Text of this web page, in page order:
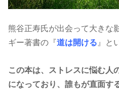
熊谷正寿氏が出会って大きな
ギー著書の『道は開ける 』と
この本は、ストレスに悩む人
になっており、誰もが直面す